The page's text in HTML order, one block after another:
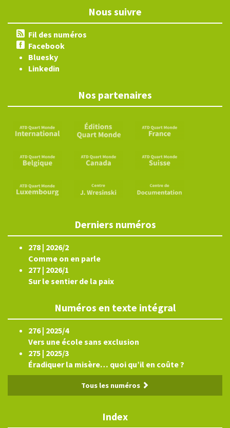
Nous suivre
Fil des numéros
Facebook
Bluesky
Linkedin
Nos partenaires
Derniers numéros
278 | 2026/2
Comme on en parle
277 | 2026/1
Sur le sentier de la paix
Numéros en texte intégral
276 | 2025/4
Vers une école sans exclusion
275 | 2025/3
Éradiquer la misère… quoi qu’il en coûte ?
Tous les numéros
Index